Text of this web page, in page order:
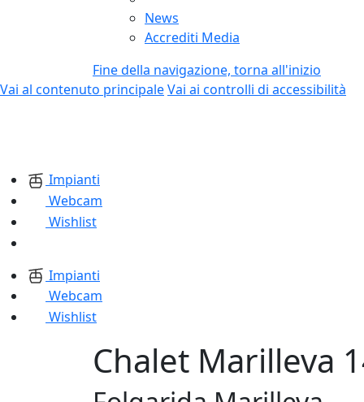
News
Accrediti Media
Fine della navigazione, torna all'inizio
Vai al contenuto principaleVai ai controlli di accessibilità
Impianti
Webcam
Wishlist
Impianti
Webcam
Wishlist
Chalet Marilleva